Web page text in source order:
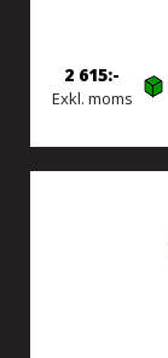
Exkl. moms
2 615